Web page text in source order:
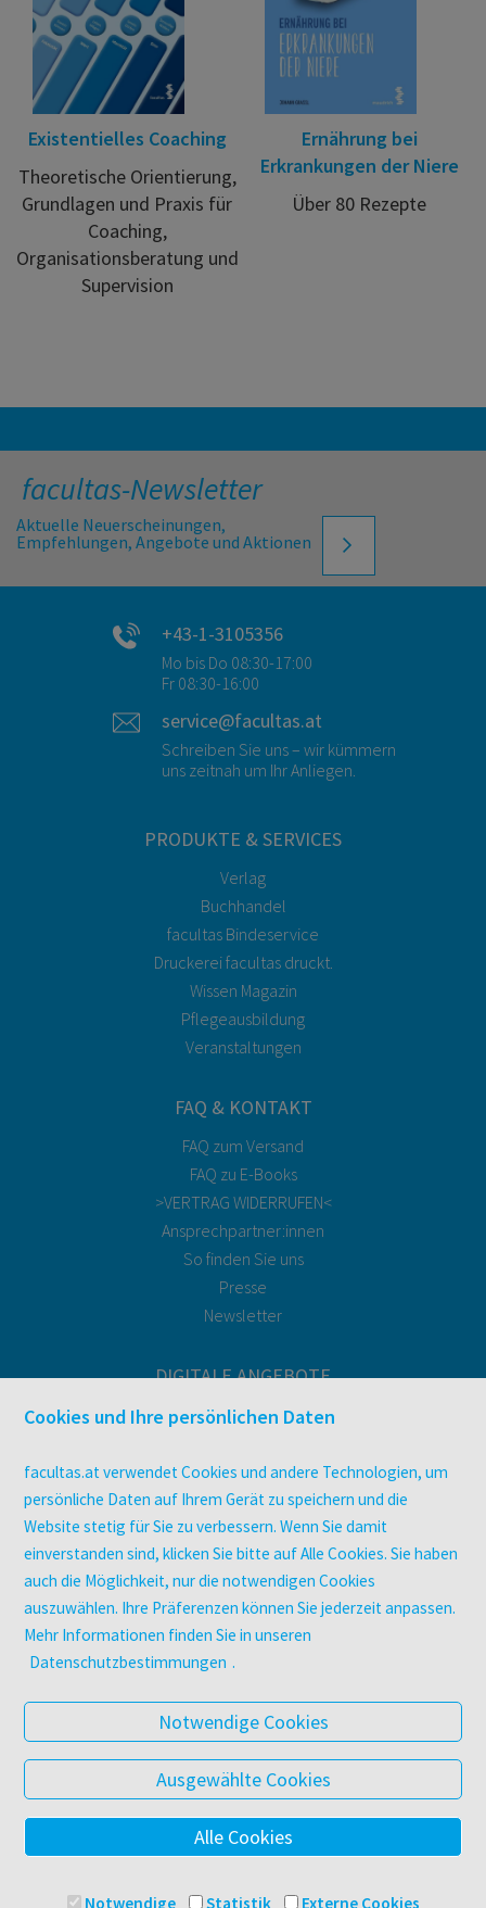
Existentielles Coaching
Theoretische Orientierung,
Grundlagen und Praxis für
Coaching,
Organisationsberatung und
Supervision
Ernährung bei
Erkrankungen der Niere
Über 80 Rezepte
facultas-Newsletter
Aktuelle Neuerscheinungen,
Empfehlungen, Angebote und Aktionen
+43-1-3105356
Mo bis Do 08:30-17:00
Fr 08:30-16:00
service@facultas.at
Schreiben Sie uns – wir kümmern
uns zeitnah um Ihr Anliegen.
PRODUKTE & SERVICES
Verlag
Buchhandel
facultas Bindeservice
Druckerei facultas druckt.
Wissen Magazin
Pflegeausbildung
Veranstaltungen
FAQ & KONTAKT
FAQ zum Versand
FAQ zu E-Books
>VERTRAG WIDERRUFEN<
Ansprechpartner:innen
So finden Sie uns
Presse
Newsletter
DIGITALE ANGEBOTE
Überblick
utb elibrary
E-Books
facultas Club
UNTERNEHMEN
Über facultas
Arbeiten bei facultas
Datenschutz & Cookies
AGB
Barrierefreiheit
© 2025 Facultas Verlags- und Buchhandels AG
Cookies und Ihre persönlichen Daten
facultas.at verwendet Cookies und andere Technologien, um
persönliche Daten auf Ihrem Gerät zu speichern und die
Website stetig für Sie zu verbessern. Wenn Sie damit
einverstanden sind, klicken Sie bitte auf Alle Cookies. Sie haben
auch die Möglichkeit, nur die notwendigen Cookies
auszuwählen. Ihre Präferenzen können Sie jederzeit anpassen.
Mehr Informationen finden Sie in unseren
Datenschutzbestimmungen .
Notwendige Cookies
Ausgewählte Cookies
Alle Cookies
Notwendige Statistik Externe Cookies